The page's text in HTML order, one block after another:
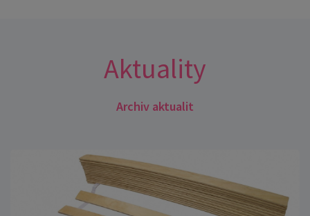
Aktuality
Archiv aktualit